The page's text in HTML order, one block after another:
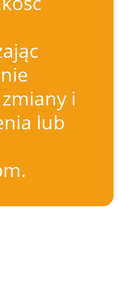
i
lub